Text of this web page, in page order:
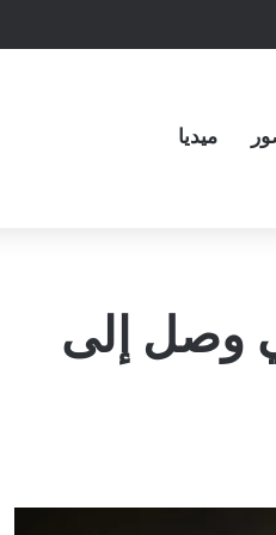
ميديا
وصل إلى